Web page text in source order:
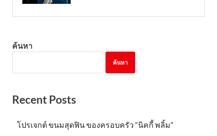
ค้นหา
ค้นหา
Recent Posts
โปรเจกต์ ขนมสุดฟิน ของครอบครัว “นิคกี้ พลิ้ม”